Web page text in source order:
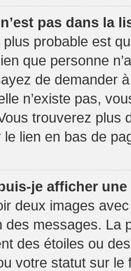
pas dans la
probable est
que personne
de demander
n’existe pas,
trouverez plus
le lien en bas de
je afficher
deux images
des messages. La
des étoiles ou
votre statut sur